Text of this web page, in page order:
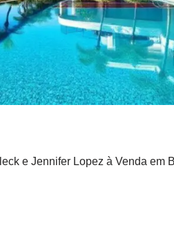
e Jennifer Lopez à Venda